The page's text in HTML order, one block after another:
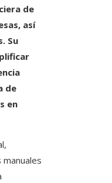
de
así
Su
de
en